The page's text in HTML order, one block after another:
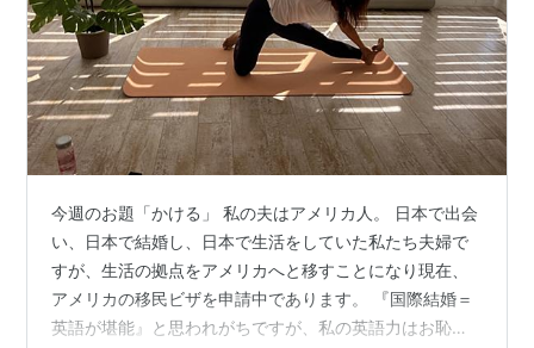
今週のお題「かける」 私の夫はアメリカ人。 日本で出会
い、日本で結婚し、日本で生活をしていた私たち夫婦で
すが、生活の拠点をアメリカへと移すことになり現在、
アメリカの移民ビザを申請中であります。 『国際結婚＝
英語が堪能』と思われがちですが、私の英語力はお恥ず